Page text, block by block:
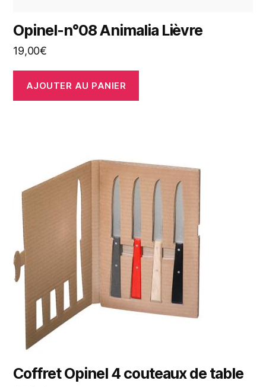
Opinel-n°08 Animalia Lièvre
19,00€
AJOUTER AU PANIER
Coffret Opinel 4 couteaux de table